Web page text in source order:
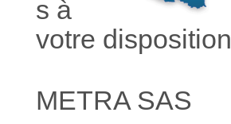
s à
votre disposition
METRA SAS